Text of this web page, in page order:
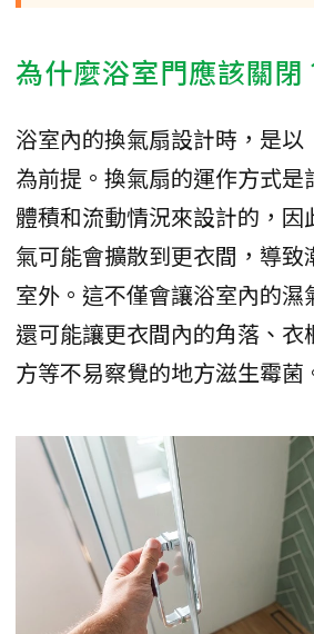
為什麼浴室門應該關閉
浴室內的換氣扇設計時，是以
為前提。換氣扇的運作方式
體積和流動情況來設計的，因
氣可能會擴散到更衣間，導致
室外。這不僅會讓浴室內的濕
還可能讓更衣間內的角落、衣
方等不易察覺的地方滋生霉菌